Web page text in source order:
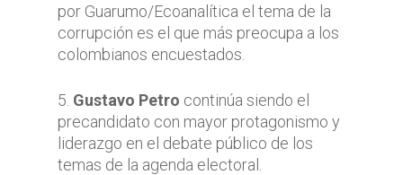
por Guarumo/Ecoanalítica el tema de la
corrupción es el que más preocupa a los
colombianos encuestados.
5. Gustavo Petro continúa siendo el
precandidato con mayor protagonismo y
liderazgo en el debate público de los
temas de la agenda electoral.